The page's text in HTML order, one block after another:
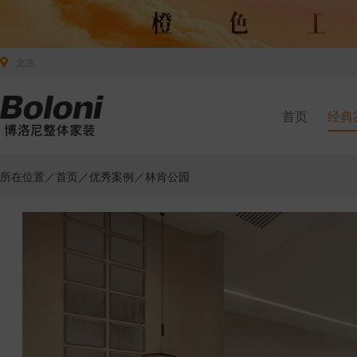
首页 经典
所在位置／首页 ／优秀案例 ／林肯公园